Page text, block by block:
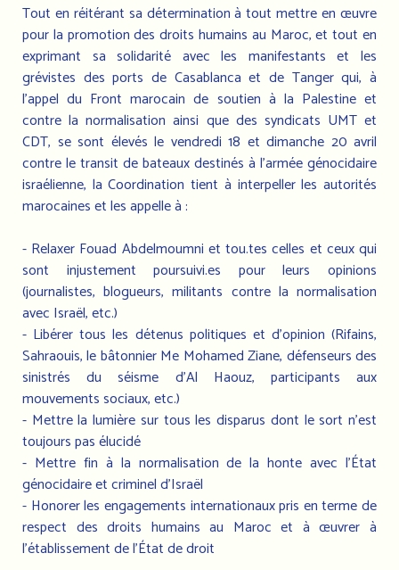
Tout en réitérant sa détermination à tout mettre en œuvre
pour la promotion des droits humains au Maroc, et tout en
exprimant sa solidarité avec les manifestants et les
grévistes des ports de Casablanca et de Tanger qui, à
l’appel du Front marocain de soutien à la Palestine et
contre la normalisation ainsi que des syndicats UMT et
CDT, se sont élevés le vendredi 18 et dimanche 20 avril
contre le transit de bateaux destinés à l’armée génocidaire
israélienne, la Coordination tient à interpeller les autorités
marocaines et les appelle à :
- Relaxer Fouad Abdelmoumni et tou.tes celles et ceux qui
sont injustement poursuivi.es pour leurs opinions
(journalistes, blogueurs, militants contre la normalisation
avec Israël, etc.)
- Libérer tous les détenus politiques et d’opinion (Rifains,
Sahraouis, le bâtonnier Me Mohamed Ziane, défenseurs des
sinistrés du séisme d’Al Haouz, participants aux
mouvements sociaux, etc.)
- Mettre la lumière sur tous les disparus dont le sort n’est
toujours pas élucidé
- Mettre fin à la normalisation de la honte avec l’État
génocidaire et criminel d’Israël
- Honorer les engagements internationaux pris en terme de
respect des droits humains au Maroc et à œuvrer à
l’établissement de l’État de droit